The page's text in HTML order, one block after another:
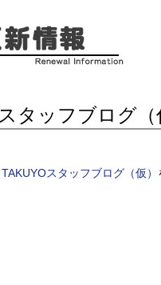
スタッフブログ
TAKUYOスタッフブログ（仮）